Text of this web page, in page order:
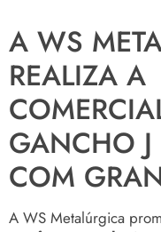
A WS
REALIZA A
GANCHO J
COM
A WS Metalúrgica